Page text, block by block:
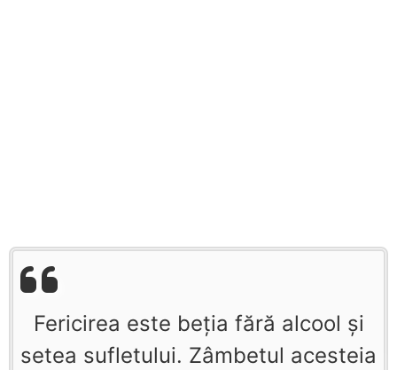
Fericirea este beţia fără alcool şi
setea sufletului. Zâmbetul acesteia